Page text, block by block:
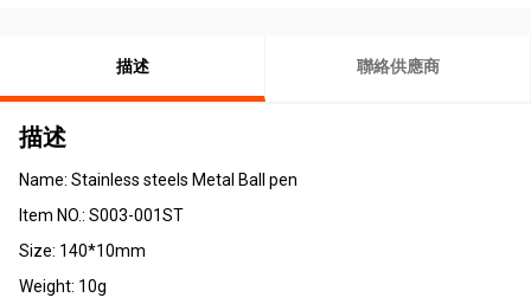
描述 聯絡供應商
描述
Name: Stainless steels Metal Ball pen
Item NO.: S003-001ST
Size: 140*10mm
Weight: 10g